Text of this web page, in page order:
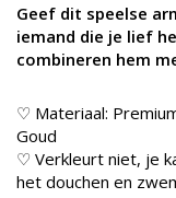
Geef dit speelse
iemand die je lief
combineren hem
♡ Materiaal:
Goud
♡ Verkleurt niet, je
het douchen en